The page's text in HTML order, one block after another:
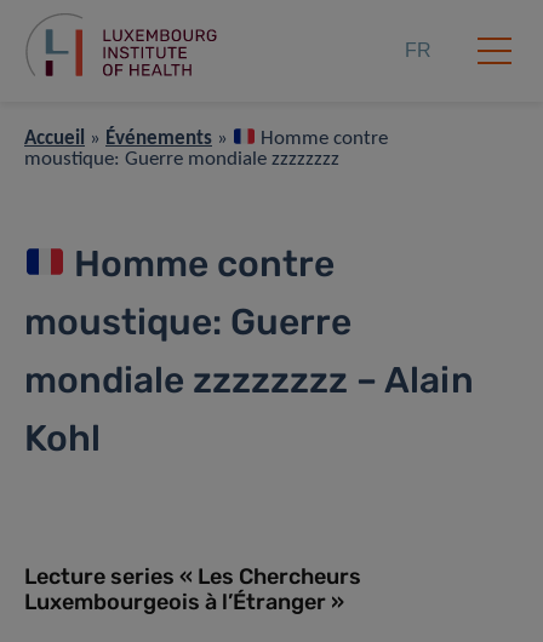
FR
Accueil » Événements »
Homme contre
moustique: Guerre mondiale zzzzzzzz
Homme contre
moustique: Guerre
mondiale zzzzzzzz – Alain
Kohl
Lecture series « Les Chercheurs
Luxembourgeois à l’Étranger »